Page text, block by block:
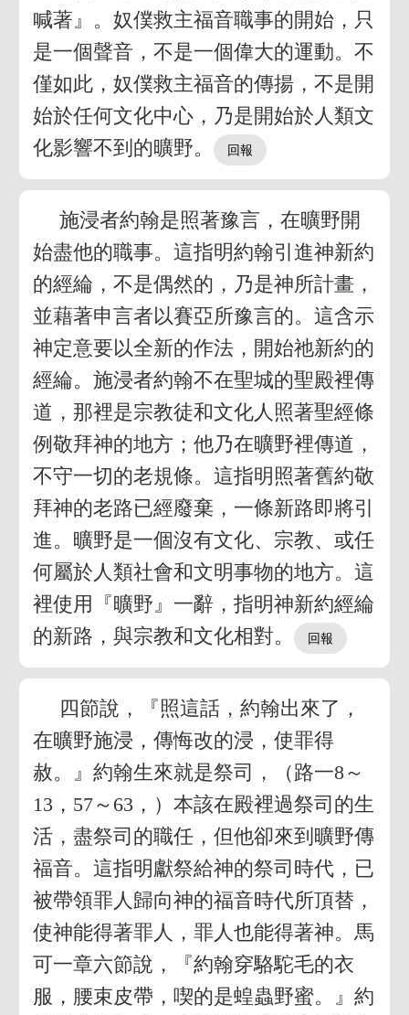
喊著』。奴僕救主福音職事的開始，只
是一個聲音，不是一個偉大的運動。不
僅如此，奴僕救主福音的傳揚，不是開
始於任何文化中心，乃是開始於人類文
化影響不到的曠野。
施浸者約翰是照著豫言，在曠野開
始盡他的職事。這指明約翰引進神新約
的經綸，不是偶然的，乃是神所計畫，
並藉著申言者以賽亞所豫言的。這含示
神定意要以全新的作法，開始祂新約的
經綸。施浸者約翰不在聖城的聖殿裡傳
道，那裡是宗教徒和文化人照著聖經條
例敬拜神的地方；他乃在曠野裡傳道，
不守一切的老規條。這指明照著舊約敬
拜神的老路已經廢棄，一條新路即將引
進。曠野是一個沒有文化、宗教、或任
何屬於人類社會和文明事物的地方。這
裡使用『曠野』一辭，指明神新約經綸
的新路，與宗教和文化相對。
四節說，『照這話，約翰出來了，
在曠野施浸，傳悔改的浸，使罪得
赦。』約翰生來就是祭司，（路一8～
13，57～63，）本該在殿裡過祭司的生
活，盡祭司的職任，但他卻來到曠野傳
福音。這指明獻祭給神的祭司時代，已
被帶領罪人歸向神的福音時代所頂替，
使神能得著罪人，罪人也能得著神。馬
可一章六節說，『約翰穿駱駝毛的衣
服，腰束皮帶，喫的是蝗蟲野蜜。』約